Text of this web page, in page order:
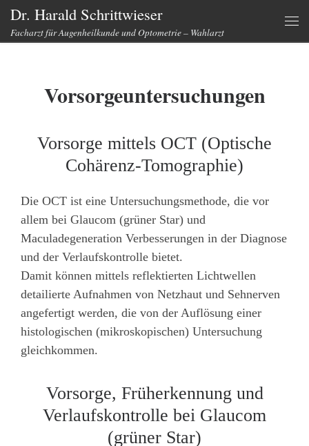
Zum Inhalt springen
Dr. Harald Schrittwieser
Facharzt für Augenheilkunde und Optometrie – Wahlarzt
Vorsorgeuntersuchungen
Vorsorge mittels OCT (Optische
Cohärenz-Tomographie)
Die OCT ist eine Untersuchungsmethode, die vor
allem bei Glaucom (grüner Star) und
Maculadegeneration Verbesserungen in der Diagnose
und der Verlaufskontrolle bietet.
Damit können mittels reflektierten Lichtwellen
detailierte Aufnahmen von Netzhaut und Sehnerven
angefertigt werden, die von der Auflösung einer
histologischen (mikroskopischen) Untersuchung
gleichkommen.
Vorsorge, Früherkennung und
Verlaufskontrolle bei Glaucom
(grüner Star)